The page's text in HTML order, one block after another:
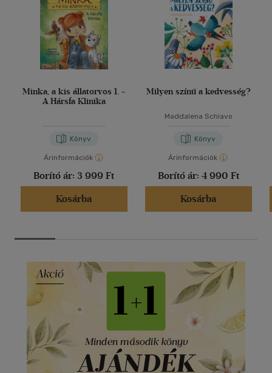
Minka, a kis állatorvos 1. -
A Hársfa Klinika
Könyv
Árinformációk
Borító ár: 3 999 Ft
Kosárba
Milyen színű a kedvesség?
Maddalena Schiavo
Könyv
Árinformációk
Borító ár: 4 990 Ft
Kosárba